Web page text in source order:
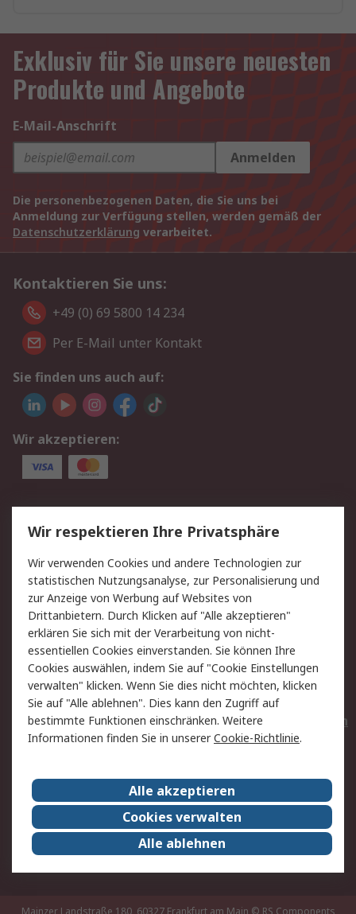
Exklusiv für Sie unsere neuesten
Produkte und Angebote
E-Mail-Anschrift
Anmelden
Die personenbezogenen Daten, die Sie uns bei
Anmeldung zur Verfügung stellen, werden gemäß der
Datenschutzerklärung verarbeitet.
Kontaktieren Sie uns:
+49 (0) 69 5800 14 234
Per E-Mail unter Kontakt
Sie finden uns auch auf:
Wir akzeptieren:
Service
Value Added Services
Lieferlösungen
Rücksendungen
Kontakt
Hilfe
Privatkunden
Rechtliches
AGB
Datenschutz
Cookie-Richtlinie
Zahlungsbedingungen
Copyright/Impressum
Entsorgung
Elektrogeräte/Batterien
RS weltweit
Karriere bei RS
Nachhaltigkeit
Qualität/Umwelt/ZertifikatePresse-Center
Event-Center
Mainzer Landstraße 180, 60327 Frankfurt am Main © RS Components
Wir respektieren Ihre Privatsphäre
Wir verwenden Cookies und andere Technologien zur
statistischen Nutzungsanalyse, zur Personalisierung und
zur Anzeige von Werbung auf Websites von
Drittanbietern. Durch Klicken auf "Alle akzeptieren"
erklären Sie sich mit der Verarbeitung von nicht-
essentiellen Cookies einverstanden. Sie können Ihre
Cookies auswählen, indem Sie auf "Cookie Einstellungen
verwalten" klicken. Wenn Sie dies nicht möchten, klicken
Sie auf "Alle ablehnen". Dies kann den Zugriff auf
bestimmte Funktionen einschränken. Weitere
Informationen finden Sie in unsererCookie-Richtlinie.
Alle akzeptieren
Cookies verwalten
Alle ablehnen